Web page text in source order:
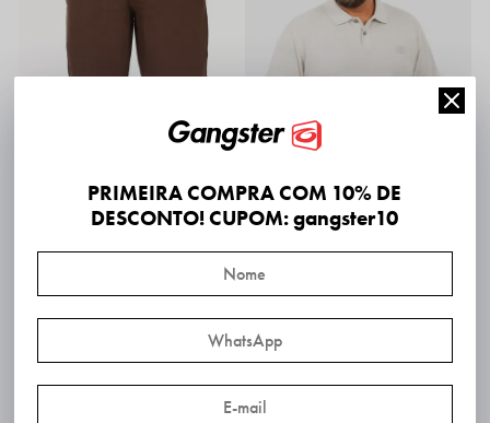
Bermuda Plus Size Alfaiataria Concept Gangster
R$ 161,49via PIX! R$ 113,99via PIX!
6xR$ 20,00
PRIMEIRA COMPRA COM 10% DE
DESCONTO! CUPOM: gangster10